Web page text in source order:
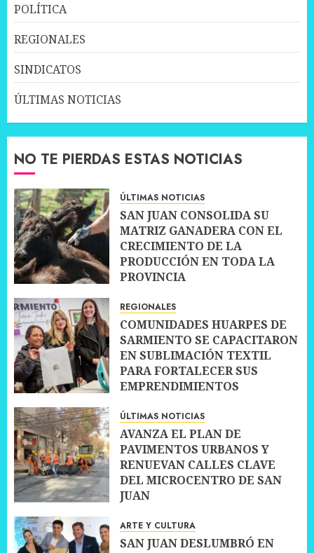
POLÍTICA
REGIONALES
SINDICATOS
ÚLTIMAS NOTICIAS
NO TE PIERDAS ESTAS NOTICIAS
ÚLTIMAS NOTICIAS
SAN JUAN CONSOLIDA SU
MATRIZ GANADERA CON EL
CRECIMIENTO DE LA
PRODUCCIÓN EN TODA LA
PROVINCIA
REGIONALES
COMUNIDADES HUARPES DE
SARMIENTO SE CAPACITARON
EN SUBLIMACIÓN TEXTIL
PARA FORTALECER SUS
EMPRENDIMIENTOS
ÚLTIMAS NOTICIAS
AVANZA EL PLAN DE
PAVIMENTOS URBANOS Y
RENUEVAN CALLES CLAVE
DEL MICROCENTRO DE SAN
JUAN
ARTE Y CULTURA
SAN JUAN DESLUMBRÓ EN